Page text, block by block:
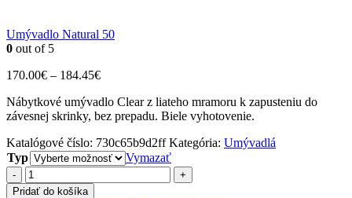
Umývadlo Natural 50
0 out of 5
170.00€ – 184.45€Price
170.00€
through
Nábytkové umývadlo Clear z liateho mramoru k zapusteniu do
závesnej skrinky, bez prepadu. Biele vyhotovenie.
Katalógové číslo: 730c65b9d2ff Kategória: Umývadlá
Typ
Vymazať
-
+
Pridať do košíka